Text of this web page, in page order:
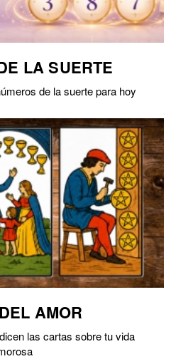
LA SUERTE
de la suerte para hoy
AMOR
las cartas sobre tu vida